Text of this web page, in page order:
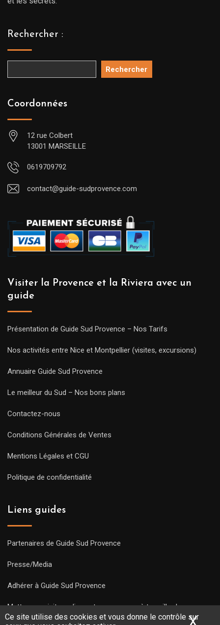
Ce site utilise des cookies et vous donne le contrôle sur
X
Rechercher :
Rechercher
Coordonnées
12 rue Colbert
13001 MARSEILLE
0619709792
contact@guide-sudprovence.com
Visiter la Provence et la Riviera avec un
guide
Présentation de Guide Sud Provence – Nos Tarifs
Nos activités entre Nice et Montpellier (visites, excursions)
Annuaire Guide Sud Provence
Le meilleur du Sud – Nos bons plans
Contactez-nous
Conditions Générales de Ventes
Mentions Légales et CGU
Politique de confidentialité
Liens guides
Partenaires de Guide Sud Provence
Presse/Media
Adhérer à Guide Sud Provence
Mettre une visite en ligne et commencez à travailler !